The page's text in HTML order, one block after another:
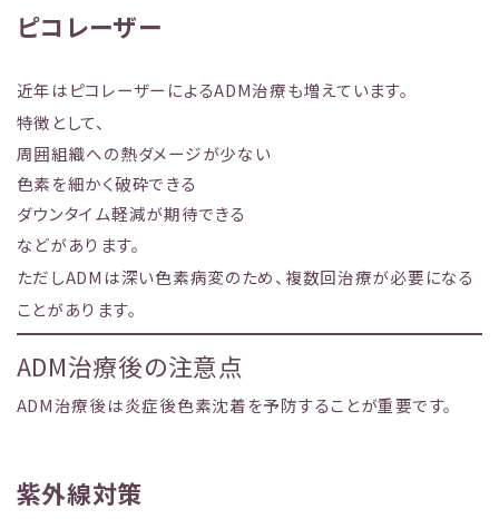
ピコレーザー
近年はピコレーザーによるADM治療も増えています。
特徴として、
周囲組織への熱ダメージが少ない
色素を細かく破砕できる
ダウンタイム軽減が期待できる
などがあります。
ただしADMは深い色素病変のため、複数回治療が必要になる
ことがあります。
ADM治療後の注意点
ADM治療後は炎症後色素沈着を予防することが重要です。
紫外線対策